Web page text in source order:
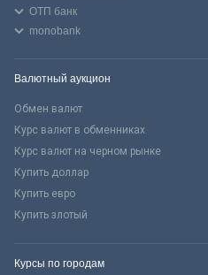
ОТП банк
monobank
Валютный аукцион
Обмен валют
Курс валют в обменниках
Курс валют на черном рынке
Купить доллар
Купить евро
Купить злотый
Курсы по городам